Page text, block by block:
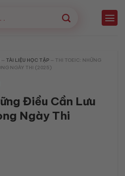
— TÀI LIỆU HỌC TẬP — THI TOEIC: NHỮNG
NGÀY THI (2025)
Điều Cần Lưu
Ngày Thi